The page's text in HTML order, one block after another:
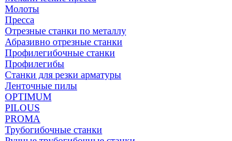
Молоты
Пресса
Отрезные станки по металлу
Абразивно отрезные станки
Профилегибочные станки
Профилегибы
Станки для резки арматуры
Ленточные пилы
OPTIMUM
PILOUS
PROMA
Трубогибочные станки